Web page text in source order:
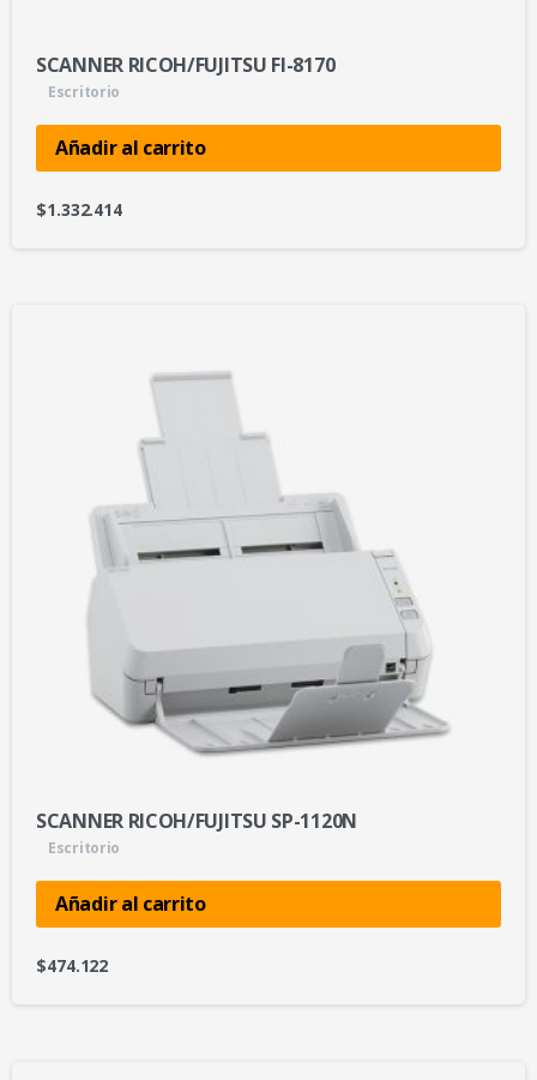
SCANNER RICOH/FUJITSU FI-8170
Escritorio
Añadir al carrito
$1.332.414
SCANNER RICOH/FUJITSU SP-1120N
Escritorio
Añadir al carrito
$474.122